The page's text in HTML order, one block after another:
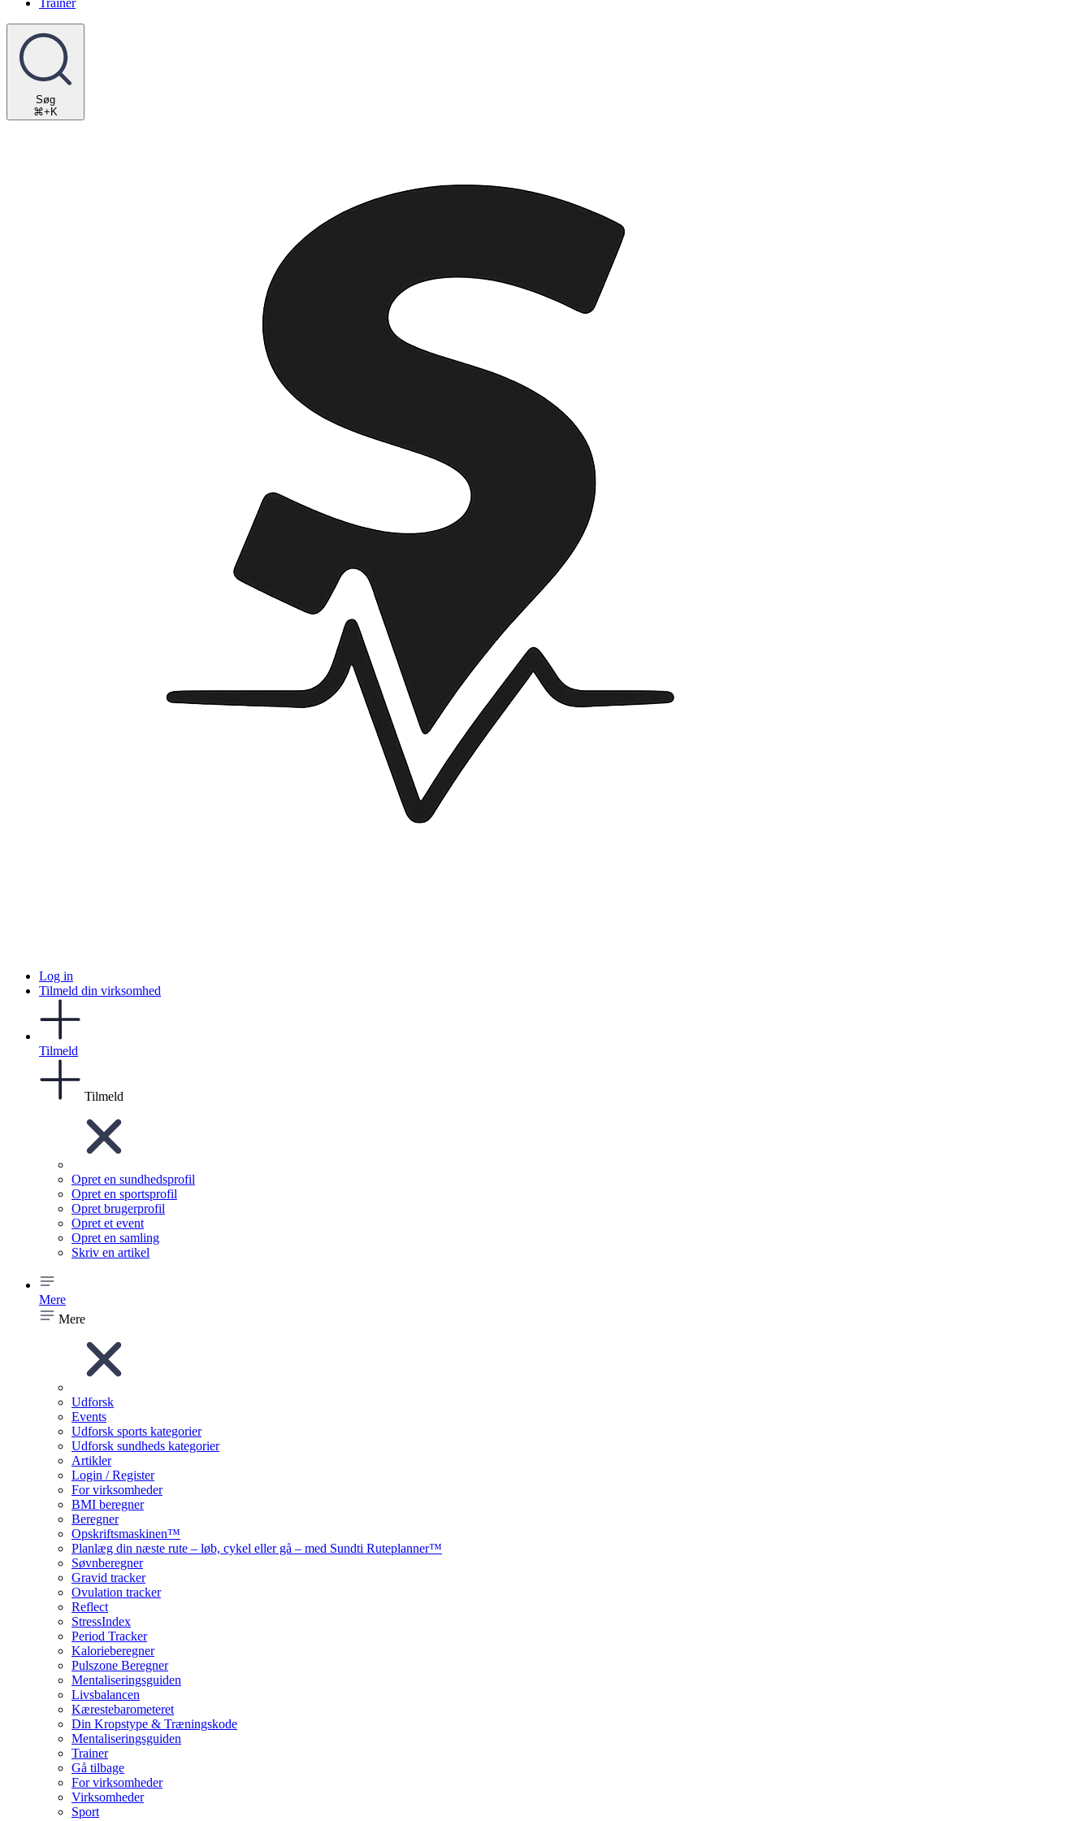
Trainer
Søg
⌘+K
Log in
Tilmeld din virksomhed
Tilmeld
Tilmeld
Opret en sundhedsprofil
Opret en sportsprofil
Opret brugerprofil
Opret et event
Opret en samling
Skriv en artikel
Mere
Mere
Udforsk
Events
Udforsk sports kategorier
Udforsk sundheds kategorier
Artikler
Login / Register
For virksomheder
BMI beregner
Beregner
Opskriftsmaskinen™
Planlæg din næste rute – løb, cykel eller gå – med Sundti Ruteplanner™
Søvnberegner
Gravid tracker
Ovulation tracker
Reflect
StressIndex
Period Tracker
Kalorieberegner
Pulszone Beregner
Mentaliseringsguiden
Livsbalancen
Kærestebarometeret
Din Kropstype & Træningskode
Mentaliseringsguiden
Trainer
Gå tilbage
For virksomheder
Virksomheder
Sport